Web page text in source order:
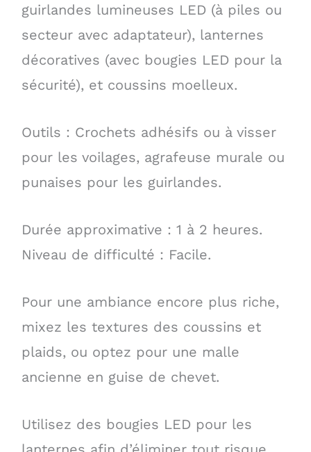
guirlandes lumineuses LED (à piles ou
secteur avec adaptateur), lanternes
décoratives (avec bougies LED pour la
sécurité), et coussins moelleux.
Outils : Crochets adhésifs ou à visser
pour les voilages, agrafeuse murale ou
punaises pour les guirlandes.
Durée approximative : 1 à 2 heures.
Niveau de difficulté : Facile.
Pour une ambiance encore plus riche,
mixez les textures des coussins et
plaids, ou optez pour une malle
ancienne en guise de chevet.
Utilisez des bougies LED pour les